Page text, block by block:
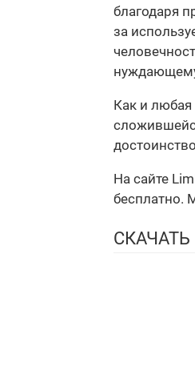
благодаря
за
Как и любая
На сайте
бесплатно.